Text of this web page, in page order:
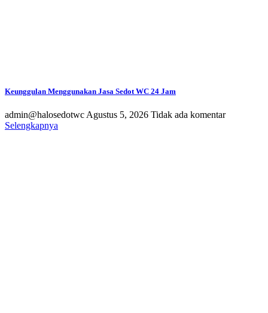
Keunggulan Menggunakan Jasa Sedot WC 24 Jam
admin@halosedotwc Agustus 5, 2026 Tidak ada komentar
Selengkapnya